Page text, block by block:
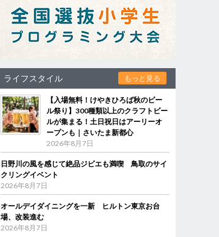
ライフスタイル もっと見る
【入場無料！けやきひろば秋のビー
ル祭り】300種類以上のクラフトビー
ルが集まる！土日祝日はアーリーオ
ープンも｜さいたま新都心
2026年8月7日
日野川の風を感じて絶品ジビエも満喫 鳥取のサイ
クリングイベント
2026年8月7日
オールデイダイニングを一新 ヒルトン東京お台
場、改装進む
2026年8月7日